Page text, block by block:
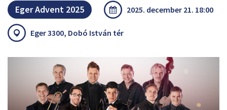
Eger Advent 2025 2025. december 21. 18:00
Eger 3300, Dobó István tér